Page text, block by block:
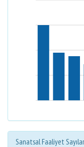
Sanatsal Faaliyet